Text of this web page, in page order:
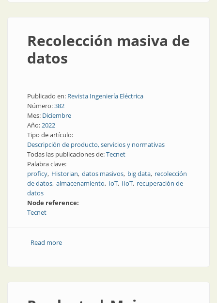
Recolección masiva de
datos
Publicado en: Revista Ingeniería Eléctrica
Número:382
Mes: Diciembre
Año:2022
Tipo de artículo:
Descripción de producto, servicios y normativas
Todas las publicaciones de:Tecnet
Palabra clave:
proficy Historian datos masivos big data recolección
de datos almacenamiento IoT IIoT recuperación de
datos
Node reference:
Tecnet
Read moreabout Recolección masiva de datos